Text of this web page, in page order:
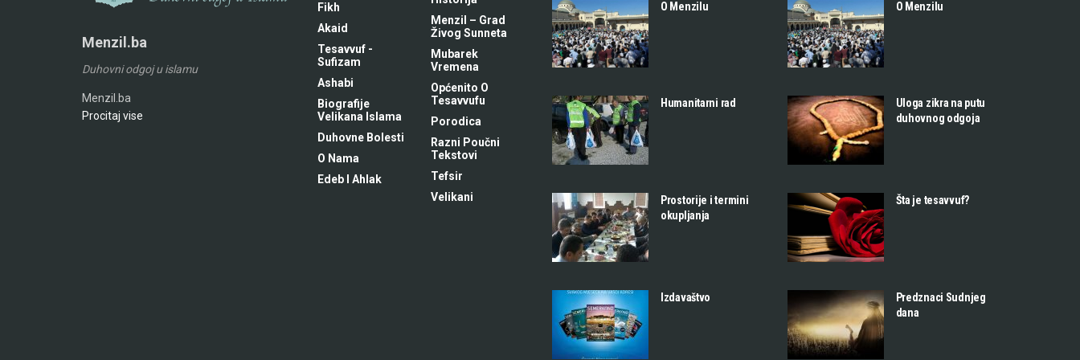
Menzil.ba
Duhovni odgoj u islamu
Menzil.ba
Procitaj vise
Fikh
Akaid
Tesavvuf -
Sufizam
Ashabi
Biografije
Velikana Islama
Duhovne Bolesti
O Nama
Edeb I Ahlak
Menzil – Grad
Živog Sunneta
Mubarek
Vremena
Općenito O
Tesavvufu
Porodica
Razni Poučni
Tekstovi
Tefsir
Velikani
O Menzilu
Humanitarni rad
Prostorije i termini
okupljanja
Izdavaštvo
O Menzilu
Uloga zikra na putu
duhovnog odgoja
Šta je tesavvuf?
Predznaci Sudnjeg
dana